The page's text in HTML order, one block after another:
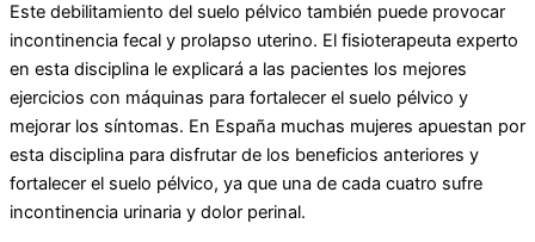
Este debilitamiento del suelo pélvico también puede provocar
incontinencia fecal y prolapso uterino. El fisioterapeuta experto
en esta disciplina le explicará a las pacientes los mejores
ejercicios con máquinas para fortalecer el suelo pélvico y
mejorar los síntomas. En España muchas mujeres apuestan por
esta disciplina para disfrutar de los beneficios anteriores y
fortalecer el suelo pélvico, ya que una de cada cuatro sufre
incontinencia urinaria y dolor perinal.